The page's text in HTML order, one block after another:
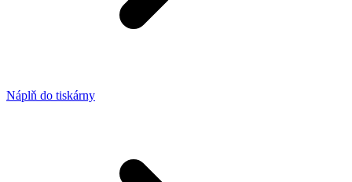
Náplň do tiskárny